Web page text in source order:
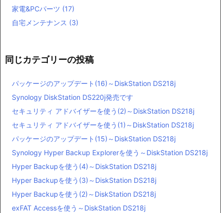
家電&PCパーツ (17)
自宅メンテナンス (3)
同じカテゴリーの投稿
パッケージのアップデート(16)～DiskStation DS218j
Synology DiskStation DS220j発売です
セキュリティ アドバイザーを使う(2)～DiskStation DS218j
セキュリティ アドバイザーを使う(1)～DiskStation DS218j
パッケージのアップデート(15)～DiskStation DS218j
Synology Hyper Backup Explorerを使う～DiskStation DS218j
Hyper Backupを使う(4)～DiskStation DS218j
Hyper Backupを使う(3)～DiskStation DS218j
Hyper Backupを使う(2)～DiskStation DS218j
exFAT Accessを使う～DiskStation DS218j